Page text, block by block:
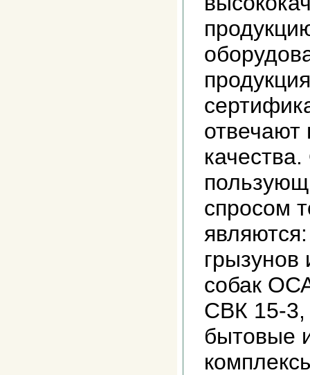
отвечают
спросом
грызунов
собак
СВК 15-3,
бытовые